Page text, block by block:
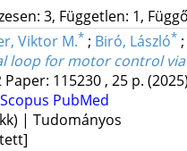
3, Független: 1,
Viktor M.* ; Biró, László* ;
loop for motor control
Paper: 115230 , 25 p.
Scopus PubMed
| Tudományos